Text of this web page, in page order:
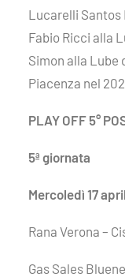
Lucarelli Santos
Fabio Ricci alla
Simon alla Lube
Piacenza nel
PLAY OFF 5°
5ª giornata
Mercoledì 17
Rana Verona –
Gas Sales